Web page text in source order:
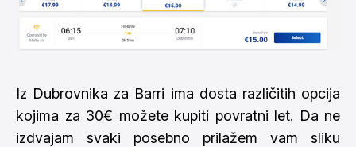
Iz Dubrovnika za Barri ima dosta različitih opcija
kojima za 30€ možete kupiti povratni let. Da ne
izdvajam svaki posebno prilažem vam sliku